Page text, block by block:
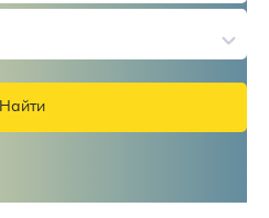
Найти